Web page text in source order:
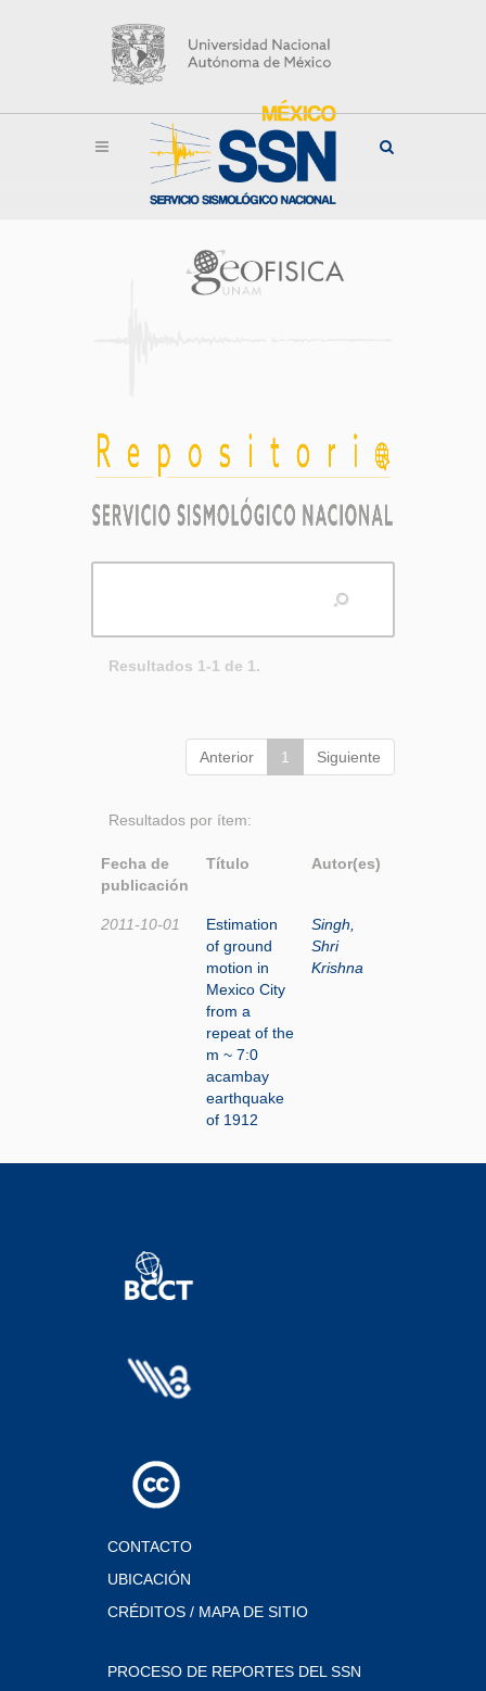
Resultados 1-1 de 1.
Anterior 1 Siguiente
Resultados por ítem:
Fecha de
publicación
Título Autor(es)
2011-10-01
Estimation
of ground
motion in
Mexico City
from a
repeat of the
m ~ 7:0
acambay
earthquake
of 1912
Singh,
Shri
Krishna
CONTACTO
UBICACIÓN
CRÉDITOS / MAPA DE SITIO
PROCESO DE REPORTES DEL SSN